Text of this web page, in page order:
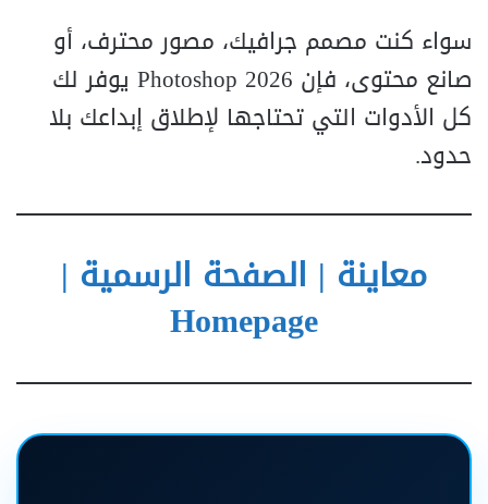
سواء كنت مصمم جرافيك، مصور محترف، أو
صانع محتوى، فإن Photoshop 2026 يوفر لك
كل الأدوات التي تحتاجها لإطلاق إبداعك بلا
حدود.
معاينة | الصفحة الرسمية |
Homepage